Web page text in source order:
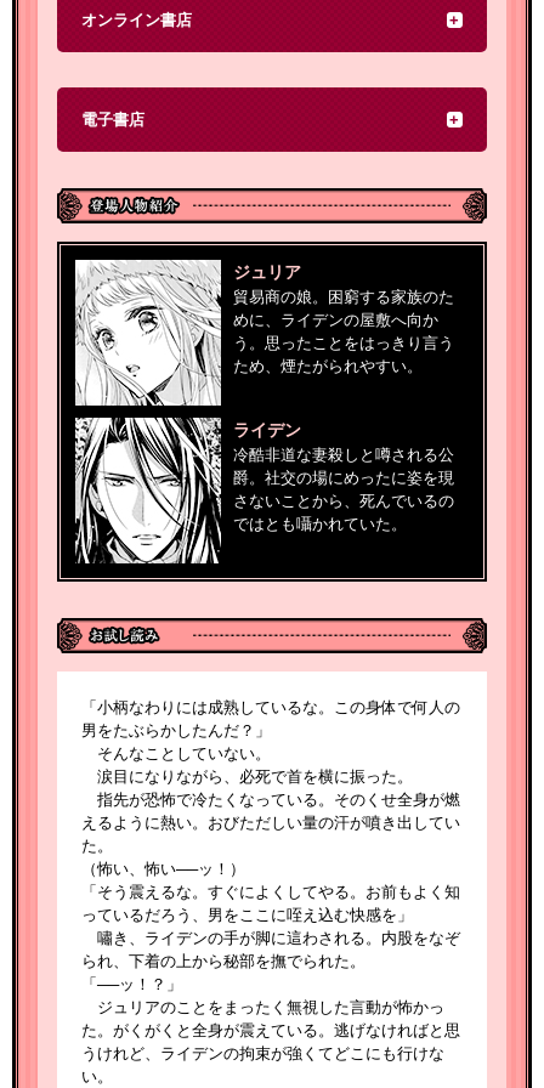
オンライン書店
電子書店
ジュリア
貿易商の娘。困窮する家族のた
めに、ライデンの屋敷へ向か
う。思ったことをはっきり言う
ため、煙たがられやすい。
ライデン
冷酷非道な妻殺しと噂される公
爵。社交の場にめったに姿を現
さないことから、死んでいるの
ではとも囁かれていた。
「小柄なわりには成熟しているな。この身体で何人の
男をたぶらかしたんだ？」
そんなことしていない。
涙目になりながら、必死で首を横に振った。
指先が恐怖で冷たくなっている。そのくせ全身が燃
えるように熱い。おびただしい量の汗が噴き出してい
た。
（怖い、怖い──ッ！）
「そう震えるな。すぐによくしてやる。お前もよく知
っているだろう、男をここに咥え込む快感を」
嘯き、ライデンの手が脚に這わされる。内股をなぞ
られ、下着の上から秘部を撫でられた。
「──ッ！？」
ジュリアのことをまったく無視した言動が怖かっ
た。がくがくと全身が震えている。逃げなければと思
うけれど、ライデンの拘束が強くてどこにも行けな
い。